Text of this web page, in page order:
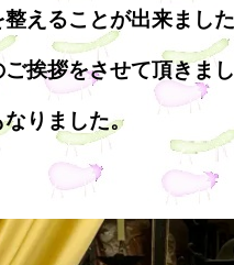
えることが出来まし
挨拶をさせて頂きま
りました。